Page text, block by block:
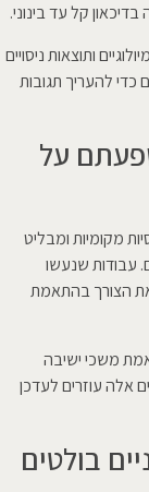
קל עד בינוני.
ותוצאות ניסויים
כדי להעריך תגובות
על
מקומיות ומבליט
עבודות שנעשו
את הצורך בהתאמת
משכי ישיבה
אלה עוזרים לעדכן
בולטים